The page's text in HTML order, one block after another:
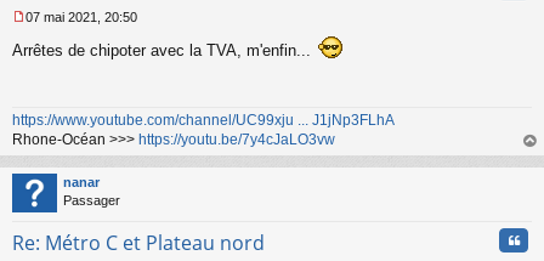
e
g
e
n
o
n
l
07 mai 2021, 20:50
Arrêtes de chipoter avec la TVA, m'enfin...
https://www.youtube.com/channel/UC99xju ... J1jNp3FLhA
Rhone-Océan >>> https://youtu.be/7y4cJaLO3vw
au
nanar
Passager
Re: Métro C et Plateau nord